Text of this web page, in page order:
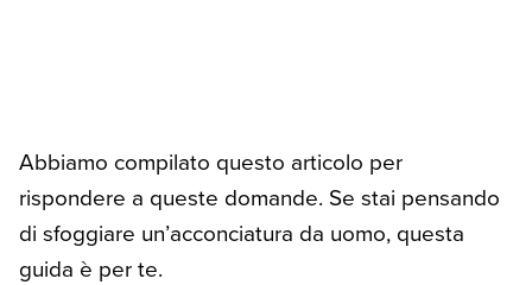
Abbiamo compilato questo articolo per
rispondere a queste domande. Se stai pensando
di sfoggiare un’acconciatura da uomo, questa
guida è per te.